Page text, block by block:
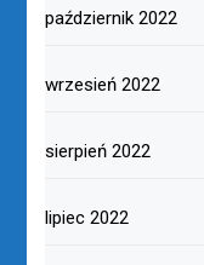
październik 2022
wrzesień 2022
sierpień 2022
lipiec 2022